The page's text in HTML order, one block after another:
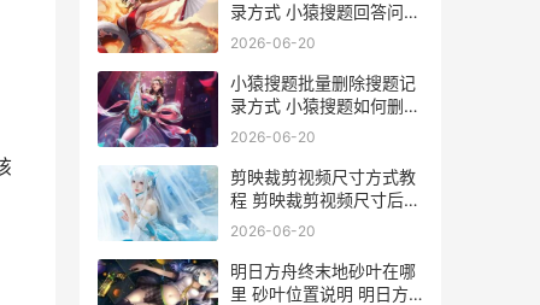
录方式 小猿搜题回答问题
怎么删除
2026-06-20
小猿搜题批量删除搜题记
录方式 小猿搜题如何删除
求助问题
2026-06-20
剪映裁剪视频尺寸方式教
程 剪映裁剪视频尺寸后有
黑边
2026-06-20
明日方舟终末地砂叶在哪
里 砂叶位置说明 明日方